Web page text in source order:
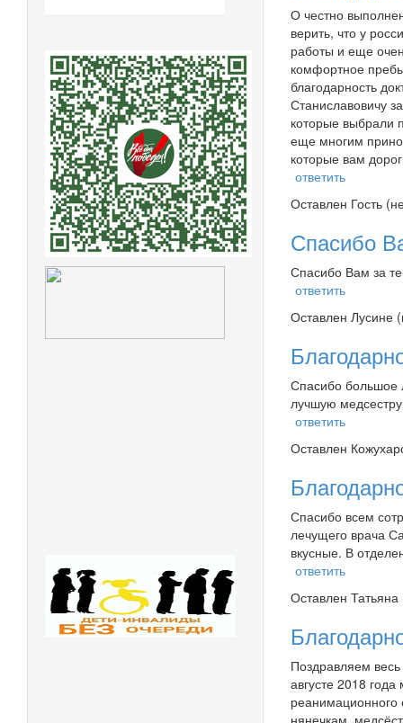
О честно
верить, что у
работы и еще
комфортное
благодарность
Станиславовичу
которые выбрали
еще многим
которые вам
ответить
Оставлен Гость
Спасибо
Спасибо Вам за
ответить
Оставлен Лусине
Спасибо большое
лучшую
ответить
Оставлен
Спасибо всем
лечущего врача
вкусные. В
ответить
Оставлен
Поздравляем
августе 2018
реанимационного
нянечкам,